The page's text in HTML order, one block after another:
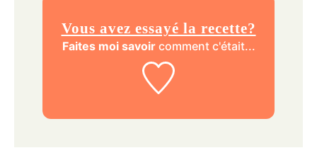
Vous avez essayé la recette?
Faites moi savoircomment c'était...